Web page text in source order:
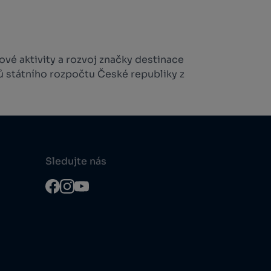
aktivity a rozvoj značky destinace
státního rozpočtu České republiky z
Sledujte nás